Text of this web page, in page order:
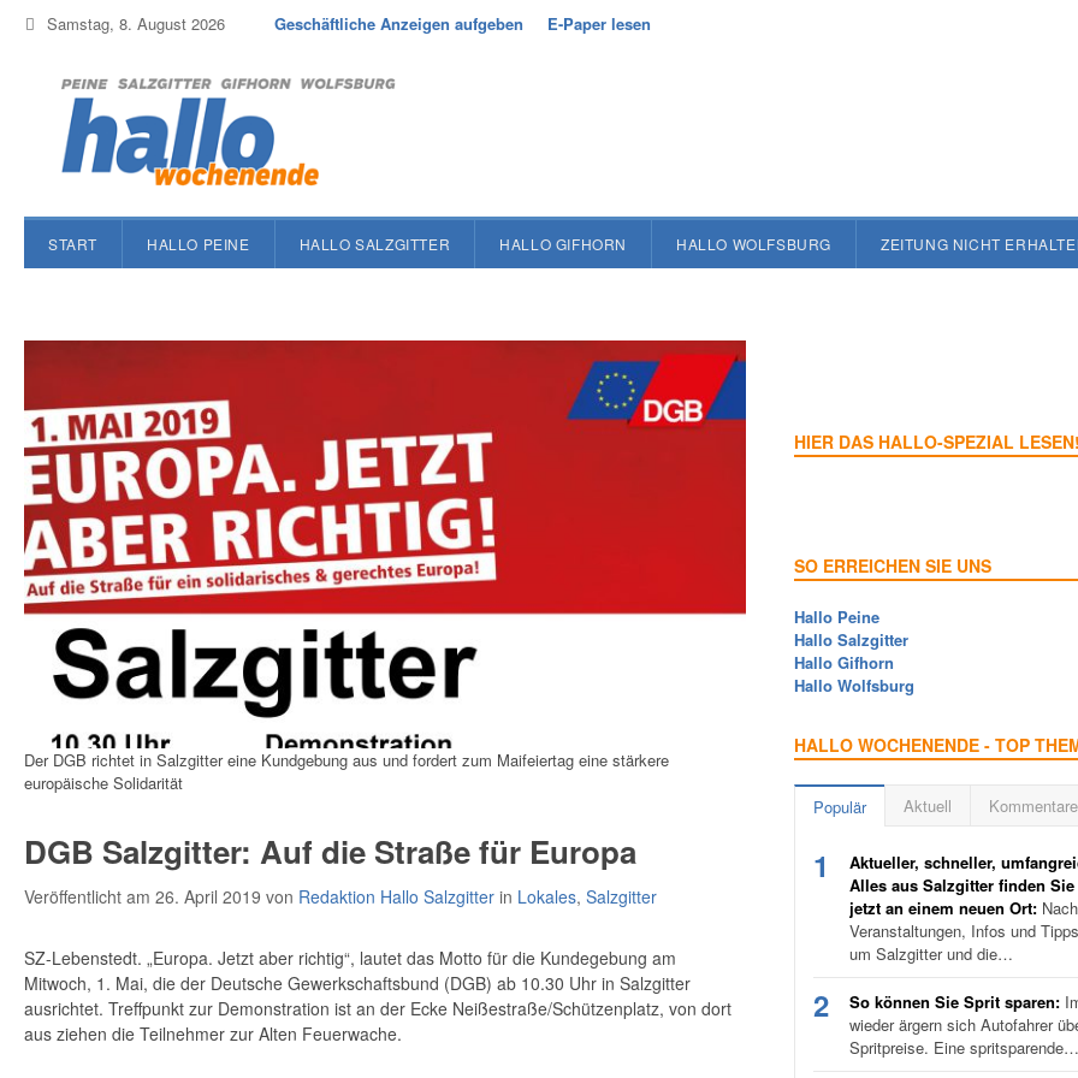
Samstag, 8. August 2026 Geschäftliche Anzeigen aufgeben E-Paper lesen
START HALLO PEINE HALLO SALZGITTER HALLO GIFHORN HALLO WOLFSBURG ZEITUNG NICHT
Der DGB richtet in Salzgitter eine Kundgebung aus und fordert zum Maifeiertag eine stärkere
europäische Solidarität
DGB Salzgitter: Auf die Straße für Europa
Veröffentlicht am 26. April 2019 von Redaktion Hallo Salzgitter in Lokales, Salzgitter
SZ-Lebenstedt. „Europa. Jetzt aber richtig“, lautet das Motto für die Kundegebung am
Mitwoch, 1. Mai, die der Deutsche Gewerkschaftsbund (DGB) ab 10.30 Uhr in Salzgitter
ausrichtet. Treffpunkt zur Demonstration ist an der Ecke Neißestraße/Schützenplatz, von dort
aus ziehen die Teilnehmer zur Alten Feuerwache.
HIER DAS HALLO-SPEZIAL LESEN!
SO ERREICHEN SIE UNS
Hallo Peine
Hallo Salzgitter
Hallo Gifhorn
Hallo Wolfsburg
HALLO WOCHENENDE - TOP
Populär Aktuell Kommentare
1
Aktueller, schneller,
Alles aus Salzgitter finden
jetzt an einem neuen Ort:
Veranstaltungen, Infos und
um Salzgitter und die…
2 So können Sie Sprit sparen:
wieder ärgern sich Autofahrer
Spritpreise. Eine spritsparende…